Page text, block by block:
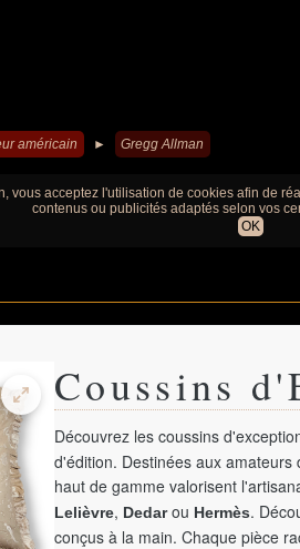
américain ► Gregg Allman
vous acceptez l'utilisation de cookies afin de
contenus ou publicités adaptés selon vos
OK
Coussins
Découvrez les coussins
d'édition. Destinées aux
haut de gamme valorisent
Lelièvre, Dedarou Hermès.
conçus à la main. Chaque pièce